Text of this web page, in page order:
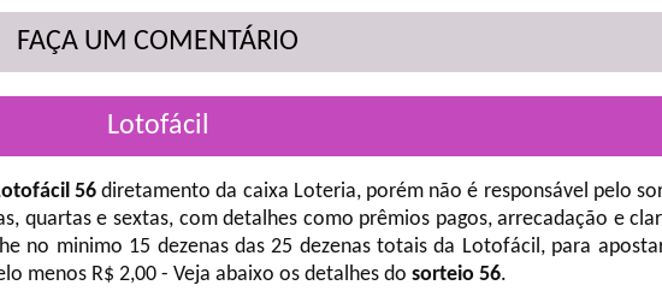
FAÇA UM COMENTÁRIO
Lotofácil
56diretamento da caixa Loteria, porém não é responsável pelo
quartas e sextas, com detalhes como prêmios pagos, arrecadação e
no minimo 15 dezenas das 25 dezenas totais da Lotofácil, para
menos R$ 2,00 - Veja abaixo os detalhes do sorteio 56.